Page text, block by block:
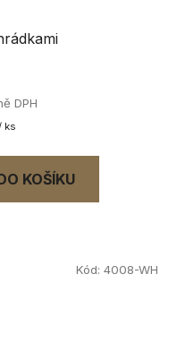
DPH
ks
KOŠÍKU
Kód: 4008-WH